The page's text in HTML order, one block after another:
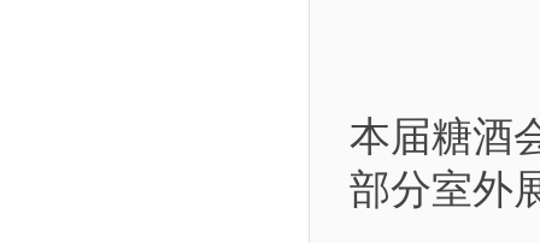
本届糖酒
部分室外